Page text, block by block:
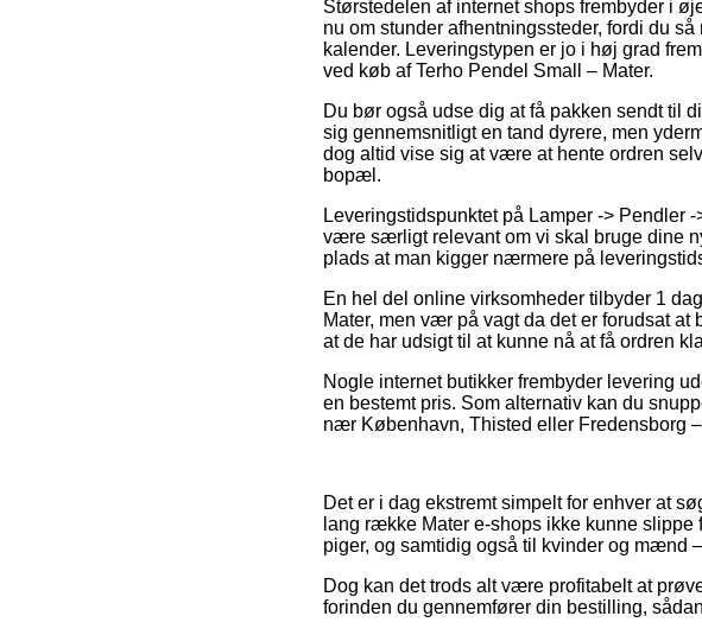
Størstedelen af internet shops frembyder i
nu om stunder afhentningssteder, fordi du
kalender. Leveringstypen er jo i høj grad
ved køb af Terho Pendel Small – Mater.
Du bør også udse dig at få pakken sendt til
sig gennemsnitligt en tand dyrere, men
dog altid vise sig at være at hente ordren
bopæl.
Leveringstidspunktet på Lamper -> Pendler
være særligt relevant om vi skal bruge dine
plads at man kigger nærmere på
En hel del online virksomheder tilbyder 1
Mater, men vær på vagt da det er forudsat
at de har udsigt til at kunne nå at få ordren
Nogle internet butikker frembyder levering
en bestemt pris. Som alternativ kan du
nær København, Thisted eller Fredensborg
Det er i dag ekstremt simpelt for enhver at
lang række Mater e-shops ikke kunne slippe
piger, og samtidig også til kvinder og mænd
Dog kan det trods alt være profitabelt at
forinden du gennemfører din bestilling,